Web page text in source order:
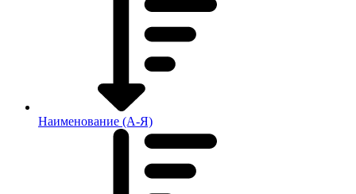
Наименование (А-Я)